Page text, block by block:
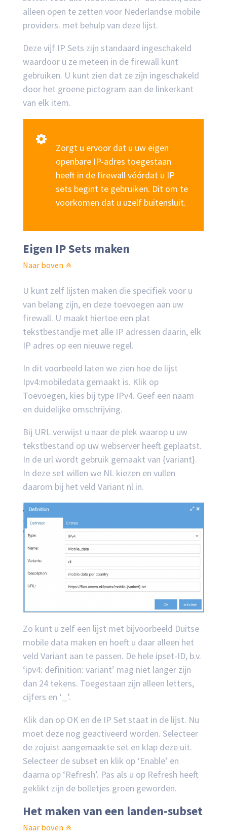
alleen open te zetten voor Nederlandse mobile
providers. met behulp van deze lijst.
Deze vijf IP Sets zijn standaard ingeschakeld
waardoor u ze meteen in de firewall kunt
gebruiken. U kunt zien dat ze zijn ingeschakeld
door het groene pictogram aan de linkerkant
van elk item.
Zorgt u ervoor dat u uw eigen
openbare IP-adres toegestaan
heeft in de firewall vóórdat u IP
sets begint te gebruiken. Dit om te
voorkomen dat u uzelf buitensluit.
Eigen IP Sets maken
Naar boven
U kunt zelf lijsten maken die specifiek voor u
van belang zijn, en deze toevoegen aan uw
firewall. U maakt hiertoe een plat
tekstbestandje met alle IP adressen daarin, elk
IP adres op een nieuwe regel.
In dit voorbeeld laten we zien hoe de lijst
Ipv4:mobiledata gemaakt is. Klik op
Toevoegen, kies bij type IPv4. Geef een naam
en duidelijke omschrijving.
Bij URL verwijst u naar de plek waarop u uw
tekstbestand op uw webserver heeft geplaatst.
In de url wordt gebruik gemaakt van {variant}.
In deze set willen we NL kiezen en vullen
daarom bij het veld Variant nl in.
Zo kunt u zelf een lijst met bijvoorbeeld Duitse
mobile data maken en hoeft u daar alleen het
veld Variant aan te passen. De hele ipset-ID, b.v.
‘ipv4: definition: variant’ mag niet langer zijn
dan 24 tekens. Toegestaan zijn alleen letters,
cijfers en ‘_’.
Klik dan op OK en de IP Set staat in de lijst. Nu
moet deze nog geactiveerd worden. Selecteer
de zojuist aangemaakte set en klap deze uit.
Selecteer de subset en klik op ‘Enable’ en
daarna op ‘Refresh’. Pas als u op Refresh heeft
geklikt zijn de bolletjes groen geworden.
Het maken van een landen-subset
Naar boven